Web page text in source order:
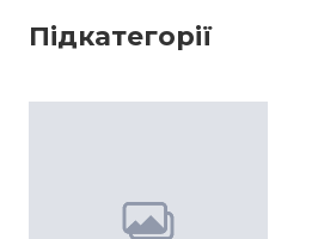
Підкатегорії